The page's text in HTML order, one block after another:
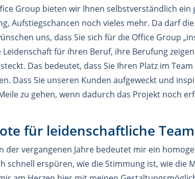
Group bieten wir Ihnen selbstverständlich ein
Aufstiegschancen noch vieles mehr. Da darf
uns, dass Sie sich für die Office Group
für ihren Beruf, ihre Berufung
Das bedeutet, dass Sie Ihren Platz im
Dass Sie unseren Kunden aufgeweckt und
zu gehen, wenn dadurch das Projekt noch
für leidenschaftliche
der vergangenen Jahre bedeutet mir ein
schnell erspüren, wie die Stimmung ist, wie die